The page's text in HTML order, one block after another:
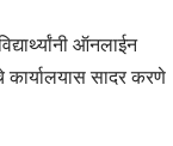
ऑनलाईन
कार्यालयास सादर करणे